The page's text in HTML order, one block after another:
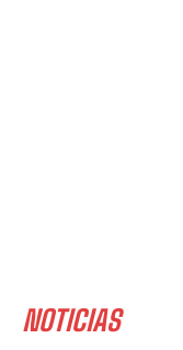
NOTICIAS